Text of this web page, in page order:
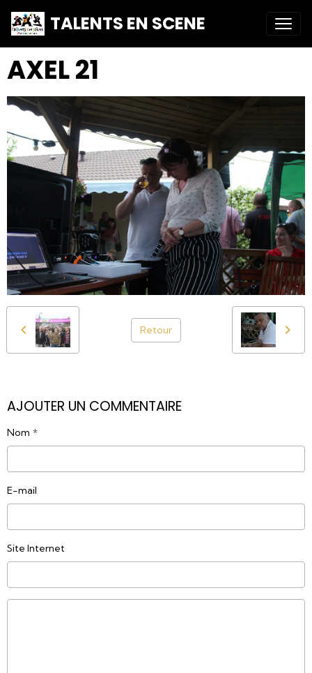
TALENTS EN SCENE
AXEL 21
Retour
AJOUTER UN COMMENTAIRE
Nom
E-mail
Site Internet